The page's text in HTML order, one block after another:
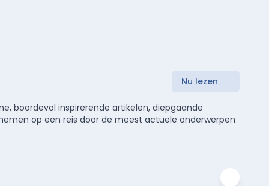
Nu lezen
boordevol inspirerende artikelen, diepgaande
op een reis door de meest actuele onderwerpen